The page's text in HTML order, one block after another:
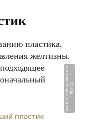
пластика,
желтизны.
Ф
О
Т
О:
a
v
a
t
a
r
s.
m
d
s.
y
a
n
d
e
x.
n
e
t